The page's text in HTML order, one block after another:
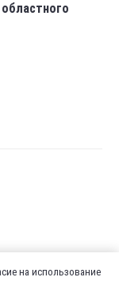
на использование